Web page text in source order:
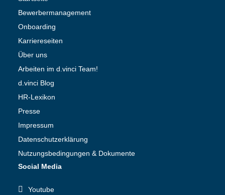
Bewerbermanagement
Onboarding
Karriereseiten
Über uns
Arbeiten im d.vinci Team!
d.vinci Blog
HR-Lexikon
Presse
Impressum
Datenschutzerklärung
Nutzungsbedingungen & Dokumente
Social Media
Youtube